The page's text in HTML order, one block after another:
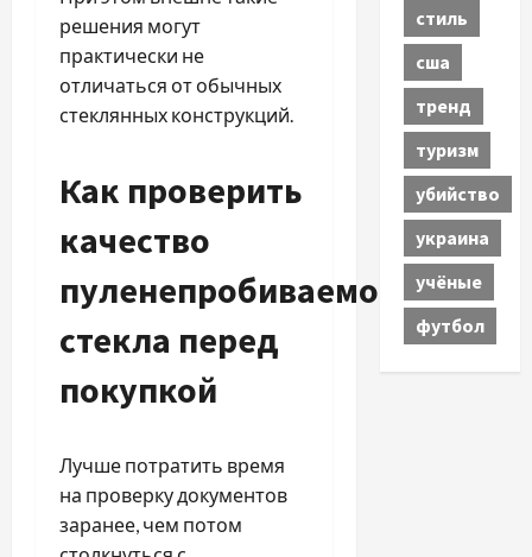
решения могут
практически не
отличаться от обычных
стеклянных конструкций.
Как проверить
качество
пуленепробиваемого
стекла перед
покупкой
Лучше потратить время
на проверку документов
заранее, чем потом
стиль
сша
тренд
туризм
убийство
украина
учёные
футбол